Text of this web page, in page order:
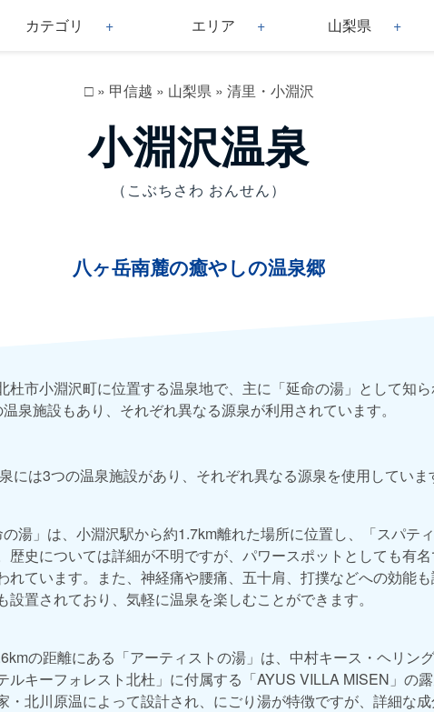
カテゴリ エリア 山梨県
□» 甲信越 » 山梨県» 清里・小淵沢
小淵沢温泉
（こぶちさわ おんせん）
八ヶ岳南麓の癒やしの温泉郷
杜市小淵沢町に位置する温泉地で、主に「延命の湯」として知ら
泉施設もあり、それぞれ異なる源泉が利用されています。
には3つの温泉施設があり、それぞれ異なる源泉を使用していま
湯」は、小淵沢駅から約1.7km離れた場所に位置し、「スパテ
歴史については詳細が不明ですが、パワースポットとしても有
れています。また、神経痛や腰痛、五十肩、打撲などへの効能も
置されており、気軽に温泉を楽しむことができます。
の距離にある「アーティストの湯」は、中村キース・ヘリン
ルキーフォレスト北杜」に付属する「AYUS VILLA MISEN」の
・北川原温によって設計され、にごり湯が特徴ですが、詳細な